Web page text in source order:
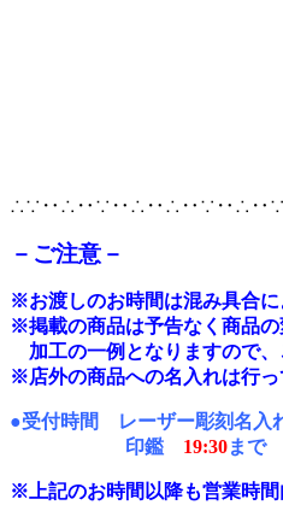
－ご注意－
※お渡しのお時間は混み具合
※掲載の商品は予告なく商品
加工の一例となりますので、
※店外の商品への名入れは行っ
●受付時間 レーザー彫刻名入
印鑑 19:30まで
※上記のお時間以降も営業時間